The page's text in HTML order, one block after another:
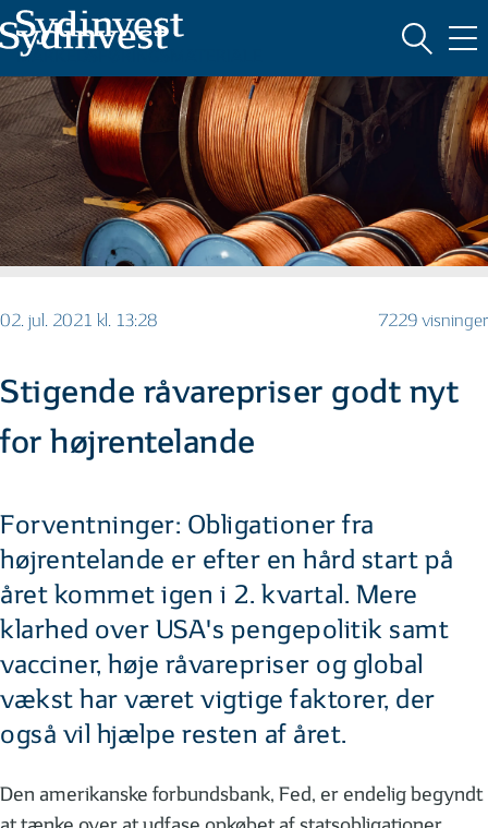
MARKEDSFØRINGSMATERIALE
02. jul. 2021 kl. 13:28 7229 visninger
Stigende råvarepriser godt nyt
for højrentelande
Forventninger: Obligationer fra
højrentelande er efter en hård start på
året kommet igen i 2. kvartal. Mere
klarhed over USA's pengepolitik samt
vacciner, høje råvarepriser og global
vækst har været vigtige faktorer, der
også vil hjælpe resten af året.
Den amerikanske forbundsbank, Fed, er endelig begyndt